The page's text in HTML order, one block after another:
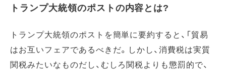
トランプ大統領のポストの内容とは?
トランプ大統領のポストを簡単に要約すると、「貿易
はお互いフェアであるべきだ。しかし、消費税は実質
関税みたいなものだし、むしろ関税よりも懲罰的で、